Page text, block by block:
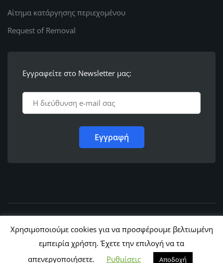
Αίτημα κατάργησης περιεχομένου
Request of Removal
Εγγραφείτε στο Newsletter μας:
© 2011 - 2022, Ε.Λ.Φ.Ε.Ε. Ρόδου
Χρησιμοποιούμε cookies για να προσφέρουμε βελτιωμένη
εμπειρία χρήστη. Έχετε την επιλογή να τα
απενεργοποιήσετε.
Ρυθμίσεις Αποδοχή